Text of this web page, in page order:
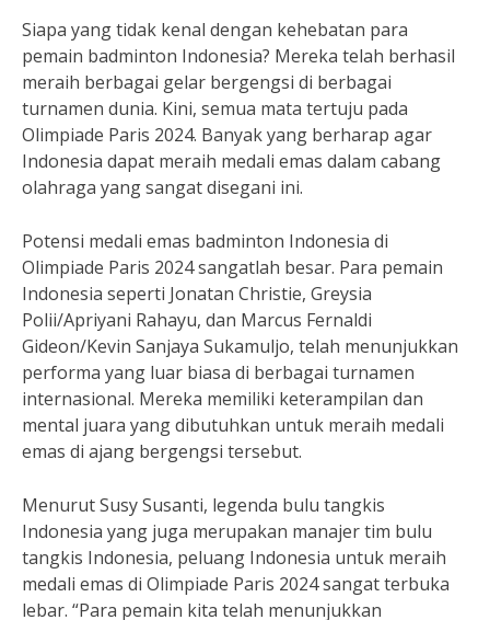
Siapa yang tidak kenal dengan kehebatan para
pemain badminton Indonesia? Mereka telah berhasil
meraih berbagai gelar bergengsi di berbagai
turnamen dunia. Kini, semua mata tertuju pada
Olimpiade Paris 2024. Banyak yang berharap agar
Indonesia dapat meraih medali emas dalam cabang
olahraga yang sangat disegani ini.
Potensi medali emas badminton Indonesia di
Olimpiade Paris 2024 sangatlah besar. Para pemain
Indonesia seperti Jonatan Christie, Greysia
Polii/Apriyani Rahayu, dan Marcus Fernaldi
Gideon/Kevin Sanjaya Sukamuljo, telah menunjukkan
performa yang luar biasa di berbagai turnamen
internasional. Mereka memiliki keterampilan dan
mental juara yang dibutuhkan untuk meraih medali
emas di ajang bergengsi tersebut.
Menurut Susy Susanti, legenda bulu tangkis
Indonesia yang juga merupakan manajer tim bulu
tangkis Indonesia, peluang Indonesia untuk meraih
medali emas di Olimpiade Paris 2024 sangat terbuka
lebar. “Para pemain kita telah menunjukkan